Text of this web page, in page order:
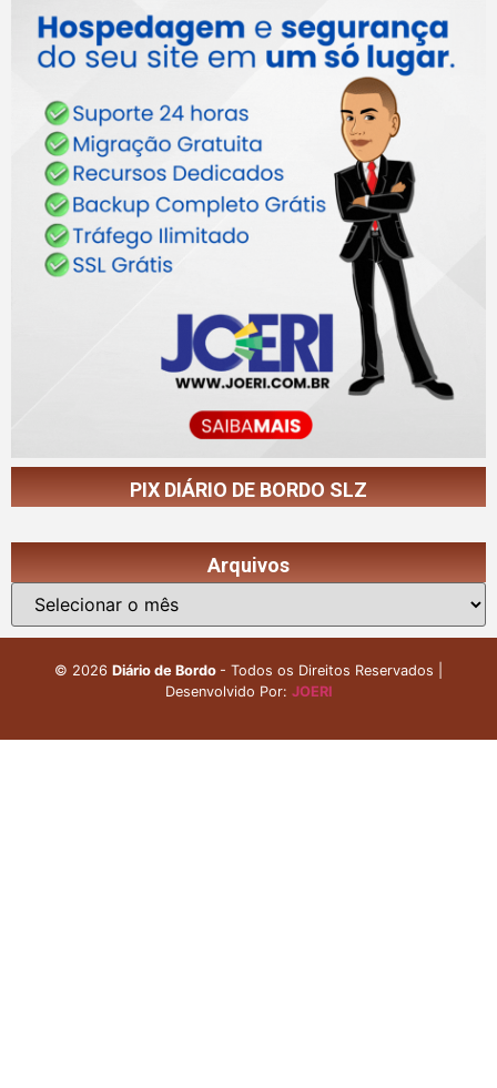
PIX DIÁRIO DE BORDO SLZ
Arquivos
© 2026 Diário de Bordo - Todos os Direitos Reservados |
Desenvolvido Por: JOERI